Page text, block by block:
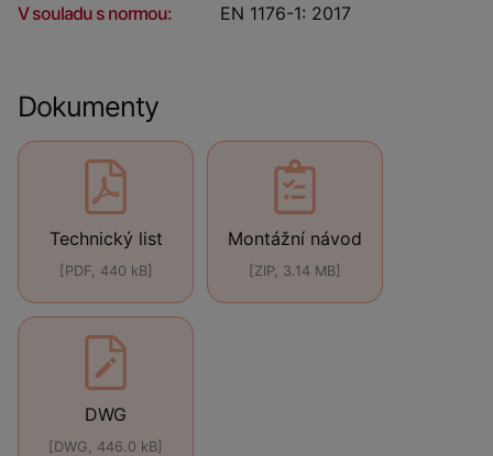
V souladu s normou: EN 1176-1: 2017
Dokumenty
Technický list
[PDF, 440 kB]
Montážní návod
[ZIP, 3.14 MB]
DWG
[DWG, 446.0 kB]